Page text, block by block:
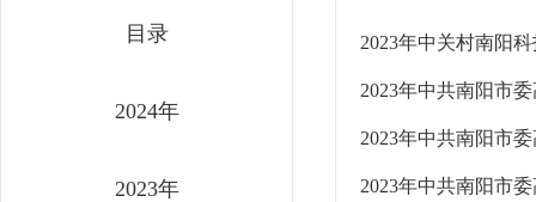
目录
2024年
2023年
2023年中关村南阳
2023年中共南阳市
2023年中共南阳市
2023年中共南阳市